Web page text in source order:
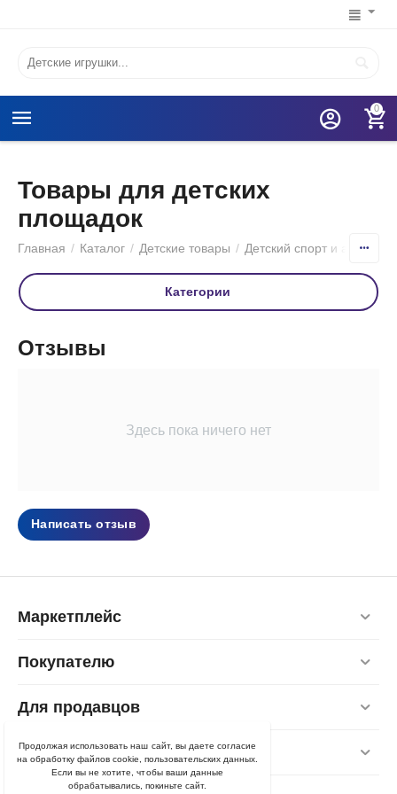
0
Товары для детских
площадок
Главная / Каталог / Детские товары / Детский спорт и
Категории
Отзывы
Здесь пока ничего нет
Написать отзыв
Маркетплейс
Покупателю
Для продавцов
Контакты
Продолжая использовать наш сайт, вы даете согласие
на обработку файлов cookie, пользовательских данных.
Если вы не хотите, чтобы ваши данные
обрабатывались, покиньте сайт.